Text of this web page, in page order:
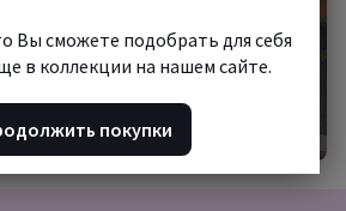
Вы сможете подобрать для себя
в коллекции на нашем сайте.
покупки